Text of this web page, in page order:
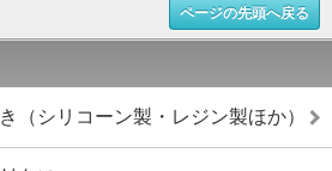
ページの先頭へ戻る
（シリコーン製・レジン製ほか）